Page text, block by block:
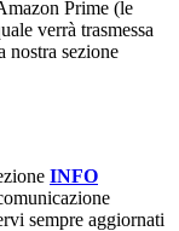
Prime (le
verrà trasmessa
nostra sezione
INFO
sempre aggiornati